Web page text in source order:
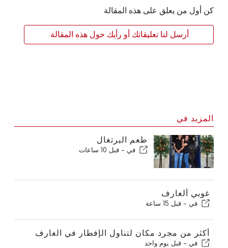
كن أول من يعلق على هذه المقالة
أرسل لنا تعليقاتك أو رأيك حول هذه المقالة.
المزيد في
طعم البرتغال
في - قبل 10 ساعات
غوبي ألغارف
في - قبل 15 ساعة
أكثر من مجرد مكان لتناول الإفطار في الغارف
في - قبل يوم واحد